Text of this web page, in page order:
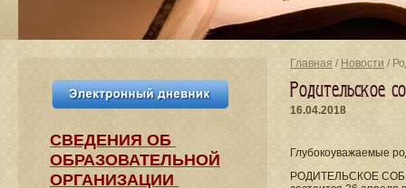
Главная / Новости /
Родительское
16.04.2018
Глубокоуважаемые
РОДИТЕЛЬСКОЕ
СВЕДЕНИЯ​ ОБ
ОБРАЗОВАТЕЛЬНОЙ
ОРГАНИЗАЦИИ